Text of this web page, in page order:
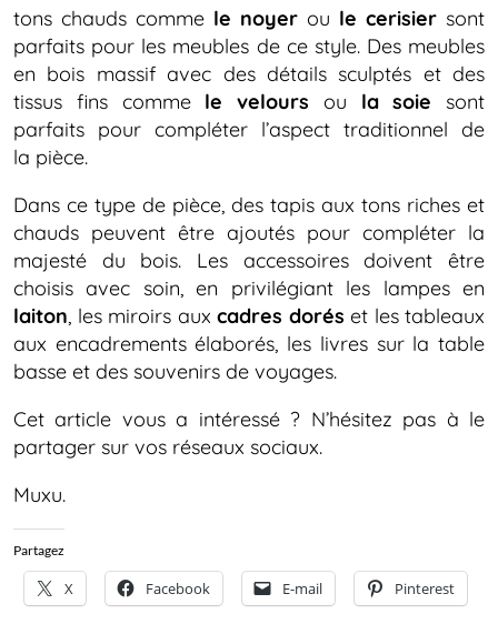
tons chauds comme le noyer ou le cerisier sont
parfaits pour les meubles de ce style. Des meubles
en bois massif avec des détails sculptés et des
tissus fins comme le velours ou la soie sont
parfaits pour compléter l’aspect traditionnel de
la pièce.
Dans ce type de pièce, des tapis aux tons riches et
chauds peuvent être ajoutés pour compléter la
majesté du bois. Les accessoires doivent être
choisis avec soin, en privilégiant les lampes en
laiton, les miroirs aux cadres dorés et les tableaux
aux encadrements élaborés, les livres sur la table
basse et des souvenirs de voyages.
Cet article vous a intéressé ? N’hésitez pas à le
partager sur vos réseaux sociaux.
Muxu.
Partagez
X Facebook E-mail Pinterest